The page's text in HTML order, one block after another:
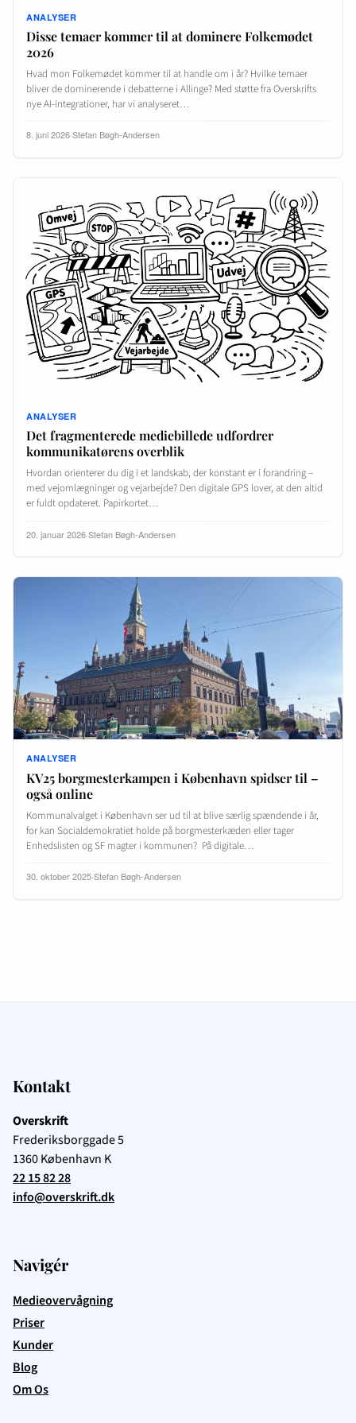
ANALYSER
Disse temaer kommer til at dominere Folkemødet
2026
Hvad mon Folkemødet kommer til at handle om i år? Hvilke temaer
bliver de dominerende i debatterne i Allinge? Med støtte fra Overskrifts
nye AI-integrationer, har vi analyseret…
8. juni 2026·Stefan Bøgh-Andersen
ANALYSER
Det fragmenterede mediebillede udfordrer
kommunikatørens overblik
Hvordan orienterer du dig i et landskab, der konstant er i forandring –
med vejomlægninger og vejarbejde? Den digitale GPS lover, at den altid
er fuldt opdateret. Papirkortet…
20. januar 2026·Stefan Bøgh-Andersen
ANALYSER
KV25 borgmesterkampen i København spidser til –
også online
Kommunalvalget i København ser ud til at blive særlig spændende i år,
for kan Socialdemokratiet holde på borgmesterkæden eller tager
Enhedslisten og SF magter i kommunen? På digitale…
30. oktober 2025·Stefan Bøgh-Andersen
Kontakt
Overskrift
Frederiksborggade 5
1360København K
22 15 82 28
info@overskrift.dk
Navigér
Medieovervågning
Priser
Kunder
Blog
Om Os